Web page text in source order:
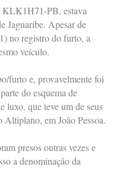
KLK1H71-PB, estava
Jaguaribe. Apesar de
no registro do furto, a
veículo.
furto e, provavelmente foi
do esquema de
luxo, que teve um de seus
em João Pessoa.
presos outras vezes e
a denominação da